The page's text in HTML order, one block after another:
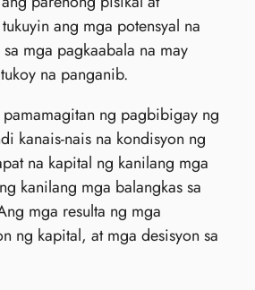
ang mga potensyal na
mga pagkaabala na may
na panganib.
ng pagbibigay ng
kanais-nais na kondisyon ng
na kapital ng kanilang mga
kanilang mga balangkas sa
mga resulta ng mga
ng kapital, at mga desisyon sa